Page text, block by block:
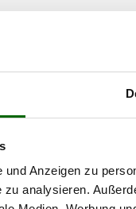
Anzeigen zu
analysieren.